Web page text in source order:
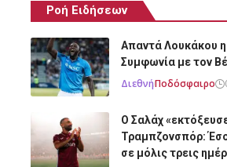
Ροή Ειδήσεων
Απαντά Λουκάκου
Συμφωνία με τον
ΔιεθνήΠοδόσφαιρο
Ο Σαλάχ
Τραμπζονσπόρ:
σε μόλις τρεις